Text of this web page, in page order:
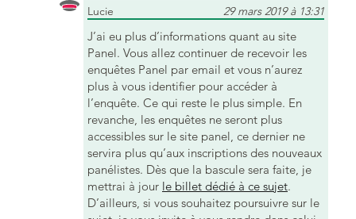
Lucie 29 mars 2019 à 13:31
J’ai eu plus d’informations quant au site
Panel. Vous allez continuer de recevoir les
enquêtes Panel par email et vous n’aurez
plus à vous identifier pour accéder à
l’enquête. Ce qui reste le plus simple. En
revanche, les enquêtes ne seront plus
accessibles sur le site panel, ce dernier ne
servira plus qu’aux inscriptions des nouveaux
panélistes. Dès que la bascule sera faite, je
mettrai à jour le billet dédié à ce sujet.
D’ailleurs, si vous souhaitez poursuivre sur le